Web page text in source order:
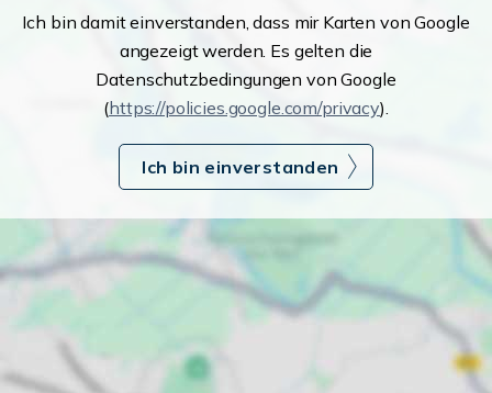
Ich bin damit einverstanden, dass mir Karten von Google
angezeigt werden. Es gelten die
Datenschutzbedingungen von Google
(https://policies.google.com/privacy).
Ich bin einverstanden